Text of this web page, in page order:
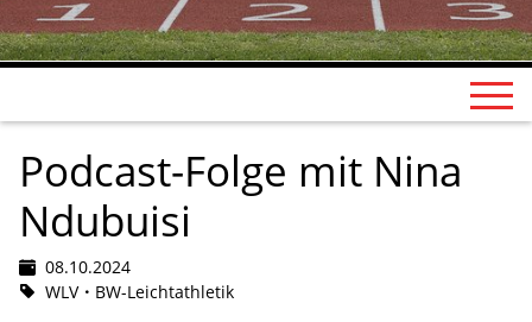
Podcast-Folge mit Nina
Ndubuisi
08.10.2024
WLV
BW-Leichtathletik